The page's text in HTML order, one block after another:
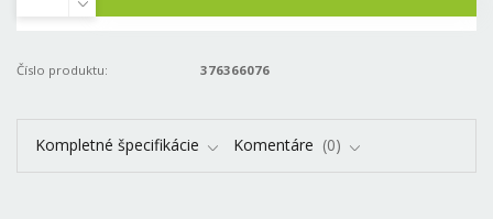
Číslo produktu: 376366076
Kompletné špecifikácie Komentáre 0